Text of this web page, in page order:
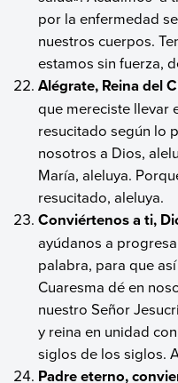
por la enfermedad
nuestros cuerpos.
estamos sin fuerza,
Alégrate, Reina del
que mereciste llevar
resucitado según lo
nosotros a Dios,
María, aleluya.
resucitado, aleluya.
Conviértenos a ti,
ayúdanos a
palabra, para que
Cuaresma dé en
nuestro Señor
y reina en unidad
siglos de los siglos.
Padre eterno,